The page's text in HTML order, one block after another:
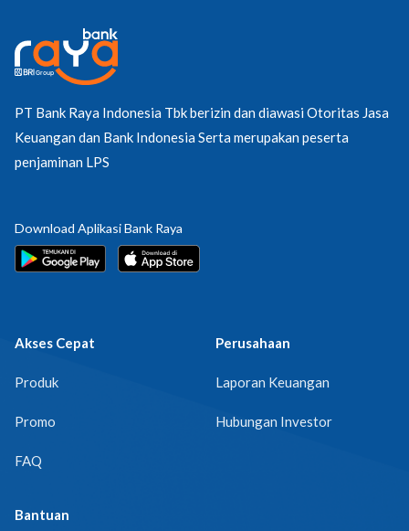
PT Bank Raya Indonesia Tbk berizin dan diawasi Otoritas Jasa
Keuangan dan Bank Indonesia Serta merupakan peserta
penjaminan LPS
Download Aplikasi Bank Raya
Akses Cepat
Produk
Promo
FAQ
Perusahaan
Laporan Keuangan
Hubungan Investor
Bantuan